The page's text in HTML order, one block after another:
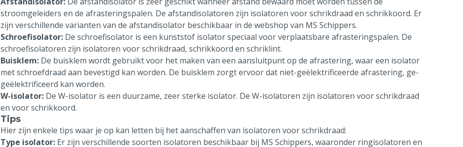
stroomgeleiders en de afrasteringspalen. De afstandisolatoren zijn isolatoren voor schrikdraad en schrikkoord. Er
zijn verschillende varianten van de afstandisolator beschikbaar in de webshop van MS Schippers.
Schroefisolator: De schroefisolator is een kunststof isolator speciaal voor verplaatsbare afrasteringspalen. De
schroefisolatoren zijn isolatoren voor schrikdraad, schrikkoord en schriklint.
Buisklem: De buisklem wordt gebruikt voor het maken van een aansluitpunt op de afrastering, waar een isolator
met schroefdraad aan bevestigd kan worden. De buisklem zorgt ervoor dat niet-geëlektrificeerde afrastering, ge-
geëlektrificeerd kan worden.
W-isolator: De W-isolator is een duurzame, zeer sterke isolator. De W-isolatoren zijn isolatoren voor schrikdraad
en voor schrikkoord.
Tips
Hier zijn enkele tips waar je op kan letten bij het aanschaffen van isolatoren voor schrikdraad:
Type isolator: Er zijn verschillende soorten isolatoren beschikbaar bij MS Schippers, waaronder ringisolatoren en